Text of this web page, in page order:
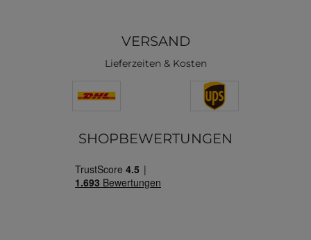
VERSAND
Lieferzeiten & Kosten
SHOPBEWERTUNGEN